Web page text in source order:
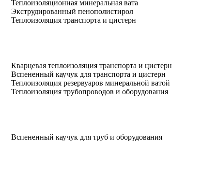
Теплоизоляционная минеральная вата
Экструдированный пенополистирол
Теплоизоляция транспорта и цистерн
Кварцевая теплоизоляция транспорта и цистерн
Вспененный каучук для транспорта и цистерн
Теплоизоляция резервуаров минеральной ватой
Теплоизоляция трубопроводов и оборудования
Вспененный каучук для труб и оборудования